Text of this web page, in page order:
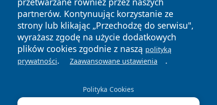
partnerów. Kontynuując korzystanie ze
strony lub klikając „Przechodzę do serwisu",
wyrażasz zgodę na użycie dodatkowych
plików cookies zgodnie z naszą polityką
prywatności. Zaawansowane ustawienia .
Polityka Cookies
News Autorzy
Polityka
Prywatności
Polityka
Cookies